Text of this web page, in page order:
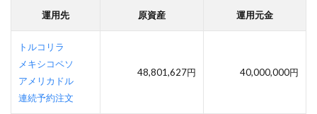
運用先 原資産 運用元金
トルコリラ
メキシコペソ
アメリカドル
連続予約注文
48,801,627円 40,000,000円